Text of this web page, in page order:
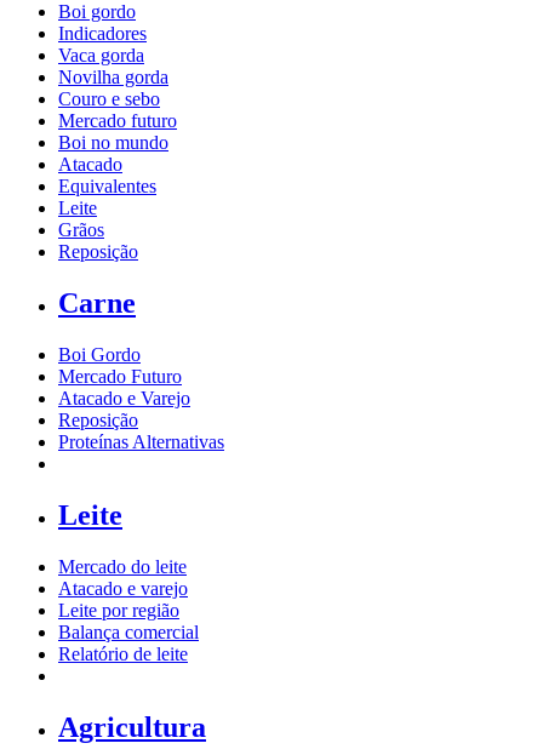
Boi gordo
Indicadores
Vaca gorda
Novilha gorda
Couro e sebo
Mercado futuro
Boi no mundo
Atacado
Equivalentes
Leite
Grãos
Reposição
Carne
Boi Gordo
Mercado Futuro
Atacado e Varejo
Reposição
Proteínas Alternativas
Leite
Mercado do leite
Atacado e varejo
Leite por região
Balança comercial
Relatório de leite
Agricultura